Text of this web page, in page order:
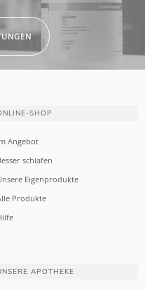
SHOP
Angebot
schlafen
Eigenprodukte
Produkte
APOTHEKE